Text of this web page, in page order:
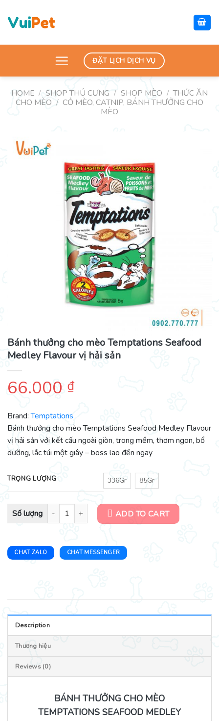
content
ĐẶT LỊCH DỊCH VỤ
HOME / SHOP THÚ CƯNG / SHOP MÈO / THỨC ĂN
CHO MÈO / CỎ MÈO, CATNIP, BÁNH THƯỞNG CHO
MÈO
Bánh thưởng cho mèo Temptations Seafood
Medley Flavour vị hải sản
66.000 ₫
Brand: Temptations
Bánh thưởng cho mèo Temptations Seafood Medley Flavour
vị hải sản với kết cấu ngoài giòn, trong mềm, thơm ngon, bổ
dưỡng, lắc túi một giây – boss lao đến ngay
TRỌNG LƯỢNG 336Gr 85Gr
Bánh thưởng cho mèo Temptations Seafood Medley Flavour vị hải
ADD TO CART
CHAT ZALO CHAT MESSENGER
Description
Thương hiệu
Reviews (0)
BÁNH THƯỞNG CHO MÈO
TEMPTATIONS SEAFOOD MEDLEY